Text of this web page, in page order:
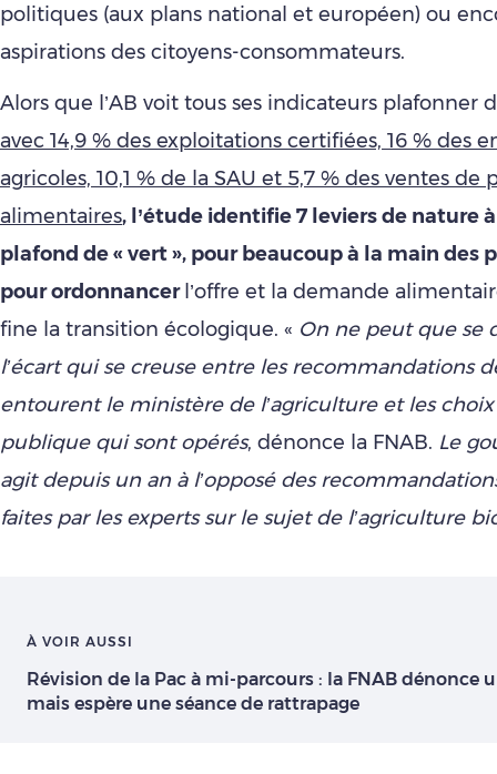
politiques (aux plans national et européen) ou
aspirations des citoyens-consommateurs.
Alors que l’AB voit tous ses indicateurs plafonner
avec 14,9 % des exploitations certifiées, 16 % des
agricoles, 10,1 % de la SAU et 5,7 % des ventes de
alimentaires, l’étude identifie 7 leviers de nature
plafond de « vert », pour beaucoup à la main des
pour ordonnancer l’offre et la demande
fine la transition écologique. « On ne peut que se
l’écart qui se creuse entre les recommandations
entourent le ministère de l’agriculture et les
publique qui sont opérés, dénonce la FNAB. Le
agit depuis un an à l’opposé des
faites par les experts sur le sujet de l’agriculture
À VOIR AUSSI
Révision de la Pac à mi-parcours : la FNAB dénonce
mais espère une séance de rattrapage